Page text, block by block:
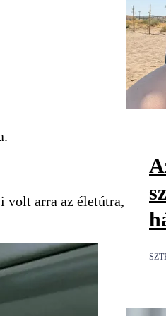
volt arra az életútra,